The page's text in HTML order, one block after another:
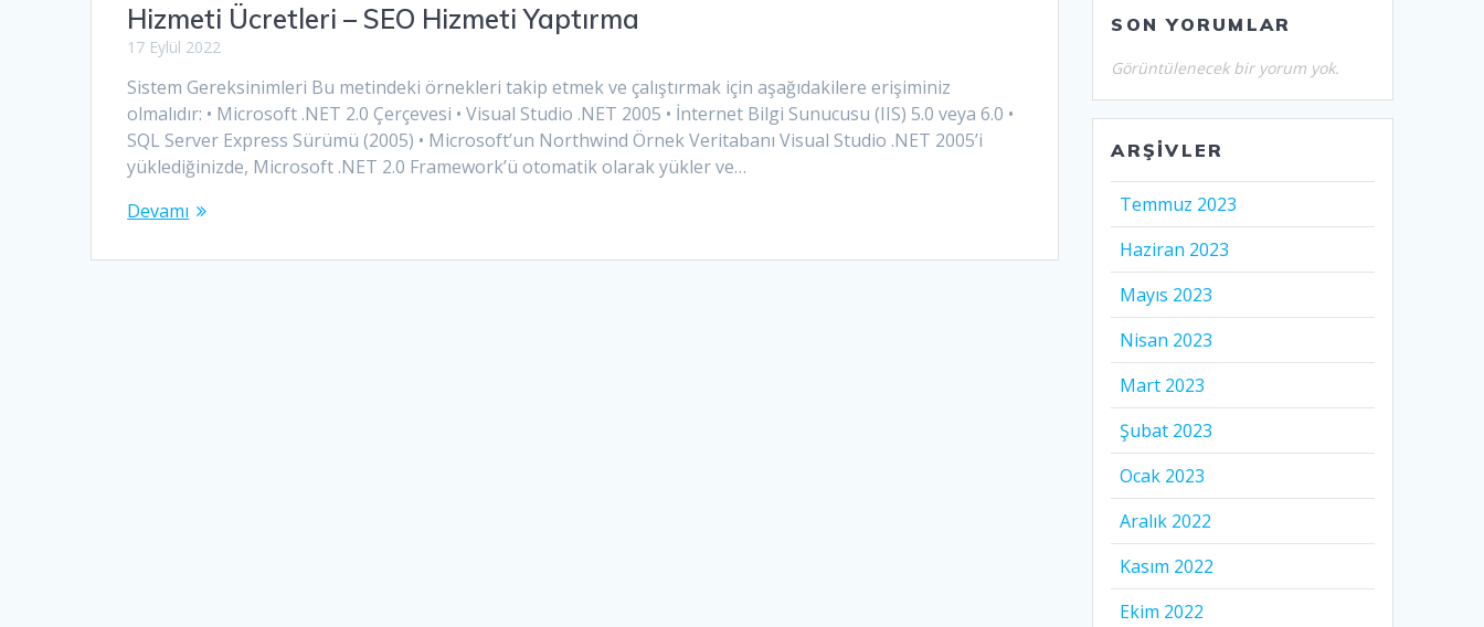
Hizmeti Ücretleri – SEO Hizmeti Yaptırma
17 Eylül 2022
Sistem Gereksinimleri Bu metindeki örnekleri takip etmek ve çalıştırmak için aşağıdakilere erişiminiz
olmalıdır: • Microsoft .NET 2.0 Çerçevesi • Visual Studio .NET 2005 • İnternet Bilgi Sunucusu (IIS) 5.0 veya 6.0 •
SQL Server Express Sürümü (2005) • Microsoft’un Northwind Örnek Veritabanı Visual Studio .NET 2005’i
yüklediğinizde, Microsoft .NET 2.0 Framework’ü otomatik olarak yükler ve…
Devamı
SON YORUMLAR
Görüntülenecek bir yorum yok.
ARŞIVLER
Temmuz 2023
Haziran 2023
Mayıs 2023
Nisan 2023
Mart 2023
Şubat 2023
Ocak 2023
Aralık 2022
Kasım 2022
Ekim 2022